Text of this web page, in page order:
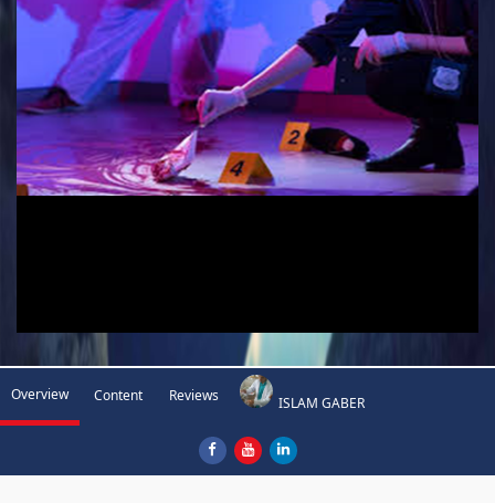
Overview Content Reviews ISLAM GABER